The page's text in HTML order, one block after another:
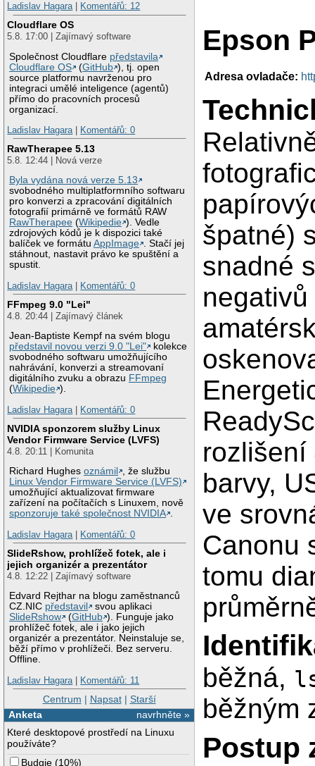
Ladislav Hagara| Komentářů: 12
Cloudflare OS
5.8. 17:00 | Zajímavý software
Společnost Cloudflare představila
Cloudflare OS
(GitHub ), tj. open
source platformu navrženou pro
integraci umělé inteligence (agentů)
přímo do pracovních procesů
organizací.
Ladislav Hagara| Komentářů: 0
RawTherapee 5.13
5.8. 12:44 | Nová verze
Byla vydána nová verze 5.13
svobodného multiplatformního softwaru
pro konverzi a zpracování digitálních
fotografií primárně ve formátů RAW
RawTherapee (Wikipedie ). Vedle
zdrojových kódů je k dispozici také
balíček ve formátuAppImage . Stačí jej
stáhnout, nastavit právo ke spuštění a
spustit.
Ladislav Hagara| Komentářů: 0
FFmpeg 9.0 "Lei"
4.8. 20:44 | Zajímavý článek
Jean-Baptiste Kempf na svém blogu
představil novou verzi 9.0 "Lei"
kolekce
svobodného softwaru umožňujícího
nahrávání, konverzi a streamovaní
digitálního zvuku a obrazu FFmpeg
(Wikipedie ).
Ladislav Hagara| Komentářů: 0
NVIDIA sponzorem služby Linux
Vendor Firmware Service (LVFS)
4.8. 20:11 | Komunita
Richard Hughesoznámil
, že službu
Linux Vendor Firmware Service (LVFS)
umožňující aktualizovat firmware
zařízení na počítačích s Linuxem, nově
sponzoruje také společnost NVIDIA .
Ladislav Hagara| Komentářů: 0
SlideRshow, prohlížeč fotek, ale i
jejich organizér a prezentátor
4.8. 12:22 | Zajímavý software
Edvard Rejthar na blogu zaměstnanců
CZ.NIC představil
svou aplikaci
SlideRshow
(GitHub ). Funguje jako
prohlížeč fotek, ale i jako jejich
organizér a prezentátor. Neinstaluje se,
běží přímo v prohlížeči. Bez serveru.
Offline.
Ladislav Hagara| Komentářů: 11
Centrum | Napsat| Starší
navrhněte »
Anketa
Které desktopové prostředí na Linuxu
používáte?
Budgie (10%)
Epson
Adresa ovladače:
špatné)
snadné
rozlišení
barvy,
ve
Canonu
tomu
běžná,
běžným
Postup